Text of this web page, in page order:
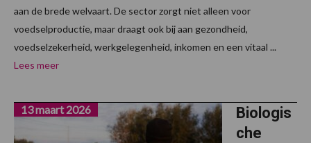
aan de brede welvaart. De sector zorgt niet alleen voor
voedselproductie, maar draagt ook bij aan gezondheid,
voedselzekerheid, werkgelegenheid, inkomen en een vitaal ...
Lees meer
Biologis
che
13 maart 2026